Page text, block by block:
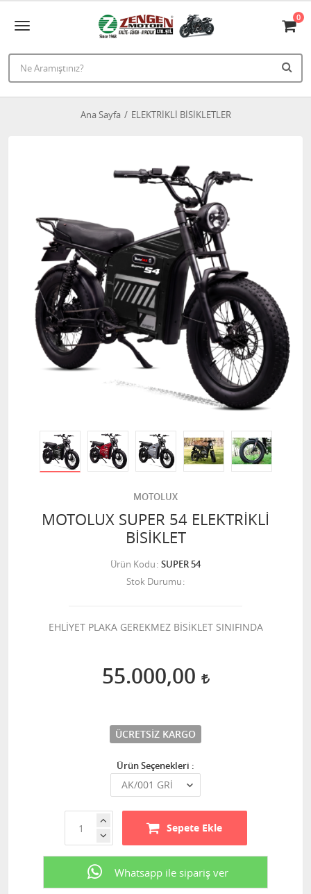
0
Ana Sayfa ELEKTRİKLİ BİSİKLETLER
MOTOLUX
MOTOLUX SUPER 54 ELEKTRİKLİ
BİSİKLET
Ürün Kodu SUPER 54
Stok Durumu
EHLİYET PLAKA GEREKMEZ BİSİKLET SINIFINDA
55.000,00
ÜCRETSIZ KARGO
Ürün Seçenekleri :
Sepete Ekle
Whatsapp ile sipariş ver